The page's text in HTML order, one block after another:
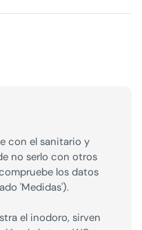
con el sanitario y
no serlo con otros
los datos
'Medidas').
el inodoro, sirven